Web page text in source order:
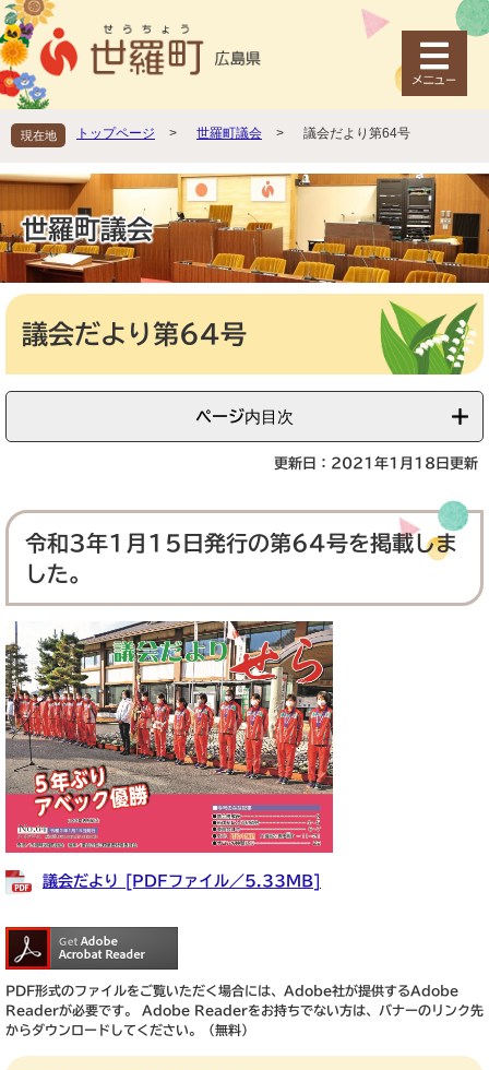
ペ
ー
ジ
の
頭
で
す
メ
ニ
ュ
ー
飛
ば
し
文
現在地 トップページ > 世羅町議会 > 議会だより第64号
世羅町議会
本
議会だより第64号
ページ内目次
更新日：2021年1月18日更新
令和3年1月15日発行の第64号を掲載しま
した。
議会だより [PDFファイル／5.33MB]
PDF形式のファイルをご覧いただく場合には、Adobe社が提供するAdobe
Readerが必要です。
Adobe Readerをお持ちでない方は、バナーのリンク先
からダウンロードしてください。（無料）